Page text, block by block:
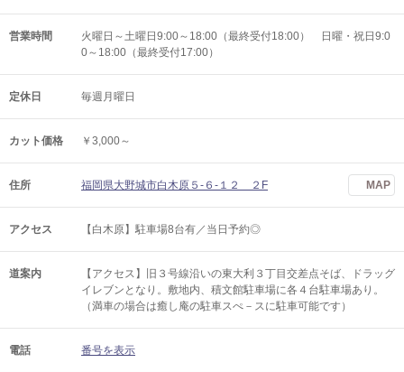
営業時間
火曜日～土曜日9:00～18:00（最終受付18:00） 日曜・祝日9:0
0～18:00（最終受付17:00）
定休日 毎週月曜日
カット価格 ￥3,000～
住所 福岡県大野城市白木原５-６-１２ ２F MAP
アクセス 【白木原】駐車場8台有／当日予約◎
道案内
【アクセス】旧３号線沿いの東大利３丁目交差点そば、ドラッグ
イレブンとなり。敷地内、積文館駐車場に各４台駐車場あり。
（満車の場合は癒し庵の駐車スぺ－スに駐車可能です）
電話 番号を表示